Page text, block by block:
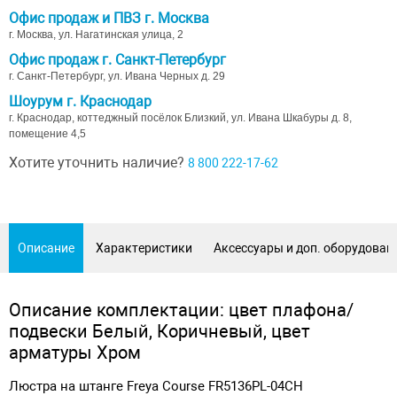
Офис продаж и ПВЗ г. Москва
г. Москва, ул. Нагатинская улица, 2
Офис продаж г. Санкт-Петербург
г. Санкт-Петербург, ул. Ивана Черных д. 29
Шоурум г. Краснодар
г. Краснодар, коттеджный посёлок Близкий, ул. Ивана Шкабуры д. 8,
помещение 4,5
Хотите уточнить наличие? 8 800 222-17-62
Описание Характеристики Аксессуары и доп.
Описание комплектации: цвет плафона/
подвески Белый, Коричневый, цвет
арматуры Хром
Люстра на штанге Freya Course FR5136PL-04CH